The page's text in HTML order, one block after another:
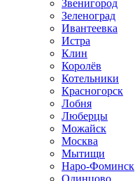
Звенигород
Зеленоград
Ивантеевка
Истра
Клин
Королёв
Котельники
Красногорск
Лобня
Люберцы
Можайск
Москва
Мытищи
Наро-Фоминск
Одинцово